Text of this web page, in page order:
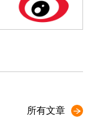
所有文章